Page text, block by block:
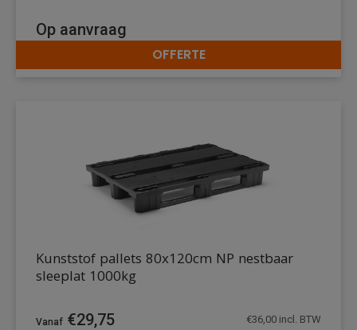
DETAILS
Op aanvraag
OFFERTE
Kunststof pallets 80x120cm NP nestbaar
sleeplat 1000kg
€29,75 €36,00 incl. BTW